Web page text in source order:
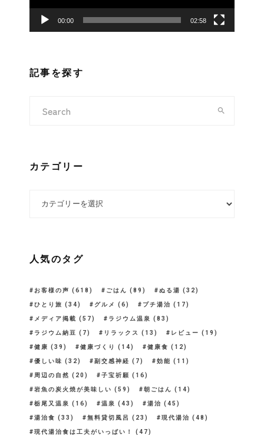
ー
00:00 02:58
記事を探す
カテゴリー
人気のタグ
お客様の声 (618) ごはん (89) ぬる湯 (32)
ひとり旅 (34) グルメ (6) プチ湯治 (17)
メディア掲載 (57) ラジウム温泉 (83)
ラジウム納豆 (7) リラックス (13) レビュー (19)
健康 (39) 健康づくり (14) 健康食 (12)
優しい味 (32) 副交感神経 (7) 効能 (11)
周辺の自然 (20) 子宝祈願 (16)
岩魚の炭火焼が美味しい (59) 朝ごはん (14)
栃尾又温泉 (16) 温泉 (43) 湯治 (45)
湯治食 (33) 無料貸切風呂 (23) 現代湯治 (48)
現代湯治食は工夫がいっぱい！ (47)